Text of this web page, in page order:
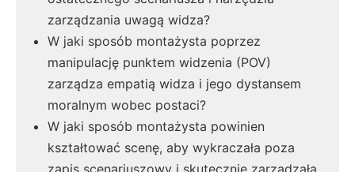
zarządzania uwagą widza?
W jaki sposób montażysta poprzez
manipulację punktem widzenia (POV)
zarządza empatią widza i jego dystansem
moralnym wobec postaci?
W jaki sposób montażysta powinien
kształtować scenę, aby wykraczała poza